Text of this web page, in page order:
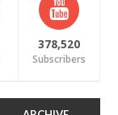
378,520
Subscribers